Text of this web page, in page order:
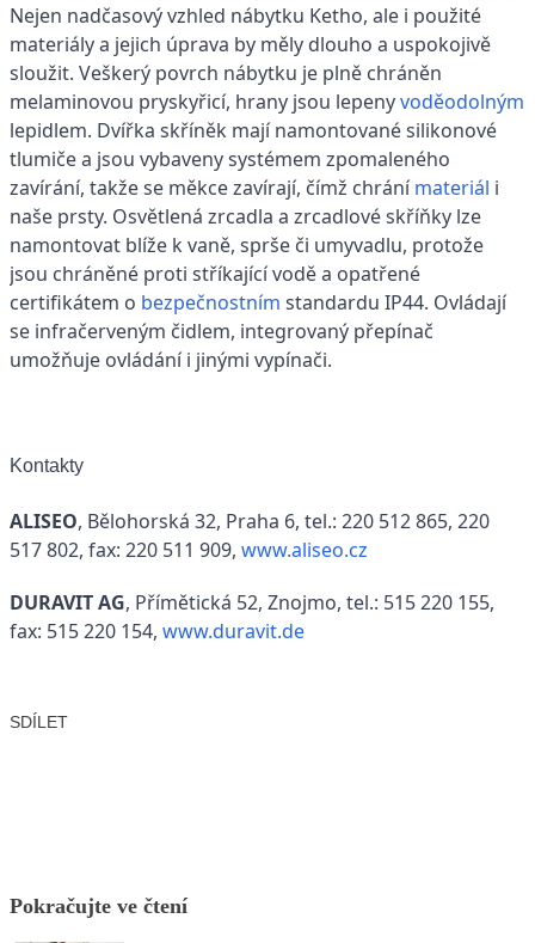
Nejen nadčasový vzhled nábytku Ketho, ale i použité
materiály a jejich úprava by měly dlouho a uspokojivě
sloužit. Veškerý povrch nábytku je plně chráněn
melaminovou pryskyřicí, hrany jsou lepenyvoděodolným
lepidlem. Dvířka skříněk mají namontované silikonové
tlumiče a jsou vybaveny systémem zpomaleného
zavírání, takže se měkce zavírají, čímž chránímateriál i
naše prsty. Osvětlená zrcadla a zrcadlové skříňky lze
namontovat blíže k vaně, sprše či umyvadlu, protože
jsou chráněné proti stříkající vodě a opatřené
certifikátem o bezpečnostním standardu IP44. Ovládají
se infračerveným čidlem, integrovaný přepínač
umožňuje ovládání i jinými vypínači.
Kontakty
ALISEO, Bělohorská 32, Praha 6, tel.: 220 512 865, 220
517 802, fax: 220 511 909, www.aliseo.cz
DURAVIT AG, Přímětická 52, Znojmo, tel.: 515 220 155,
fax: 515 220 154, www.duravit.de
SDÍLET
Pokračujte ve čtení